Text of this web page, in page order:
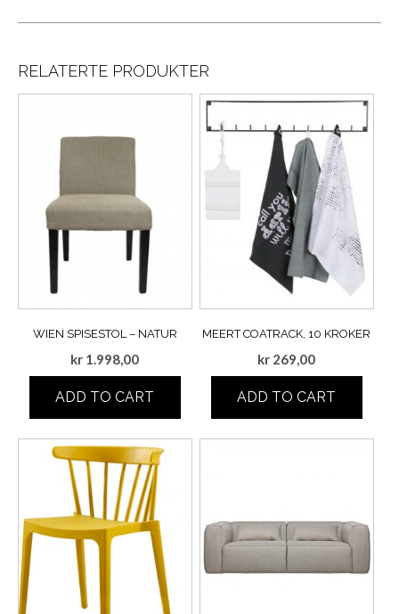
RELATERTE PRODUKTER
WIEN SPISESTOL – NATUR
kr 1.998,00
ADD TO CART
MEERT COATRACK, 10 KROKER
kr 269,00
ADD TO CART